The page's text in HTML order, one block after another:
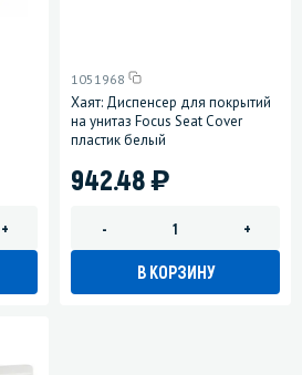
+
1051968
Хаят: Диспенсер для покрытий
на унитаз Focus Seat Cover
пластик белый
942.48)
- +
В КОРЗИНУ